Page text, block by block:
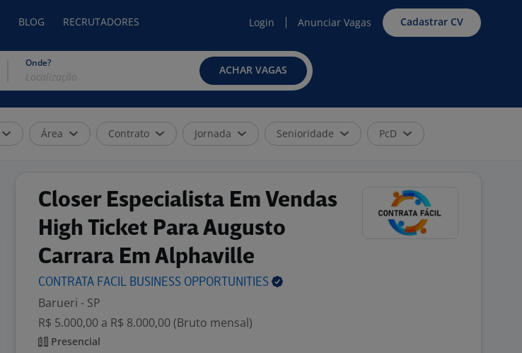
BLOG RECRUTADORES Login Anunciar Vagas Cadastrar CV
Onde?
ACHAR VAGAS
Área Contrato Jornada Senioridade PcD
Closer Especialista Em Vendas
High Ticket Para Augusto
Carrara Em Alphaville
CONTRATA FACIL BUSINESS OPPORTUNITIES
Barueri - SP
R$ 5.000,00 a R$ 8.000,00 (Bruto mensal)
Presencial